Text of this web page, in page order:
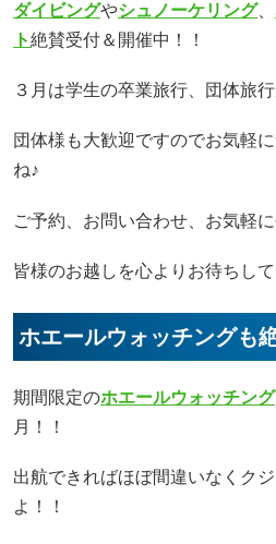
ダイビングやシュノーケリング、
ト絶賛受付＆開催中！！
３月は学生の卒業旅行、団体旅
団体様も大歓迎ですのでお気軽
ね♪
ご予約、お問い合わせ、お気軽に
皆様のお越しを心よりお待ちして
ホエールウォッチングも
期間限定のホエールウォッチング
月！！
出航できればほぼ間違いなくク
よ！！